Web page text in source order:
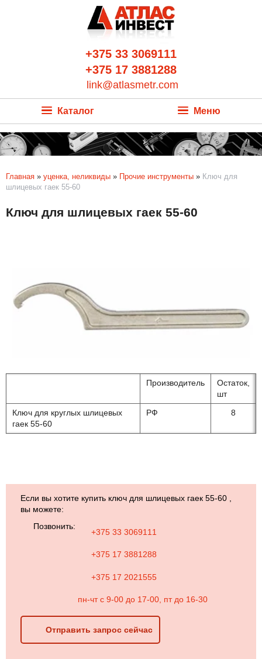
+375 33 3069111
+375 17 3881288
link@atlasmetr.com
Каталог Меню
Главная » уценка, неликвиды » Прочие инструменты » Ключ для
шлицевых гаек 55-60
Ключ для шлицевых гаек 55-60
Производитель
Остаток,
шт
Ключ для круглых шлицевых
гаек 55-60
РФ 8
Если вы хотите купить ключ для шлицевых гаек 55-60 ,
вы можете:
Позвонить:
+375 33 3069111
+375 17 3881288
+375 17 2021555
пн-чт с 9-00 до 17-00, пт до 16-30
Отправить запрос сейчас